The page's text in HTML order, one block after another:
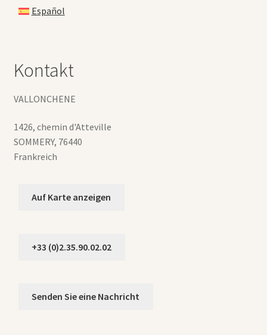
Español
Kontakt
VALLONCHENE
1426, chemin d'Atteville
SOMMERY, 76440
Frankreich
Auf Karte anzeigen
+33 (0)2.35.90.02.02
Senden Sie eine Nachricht